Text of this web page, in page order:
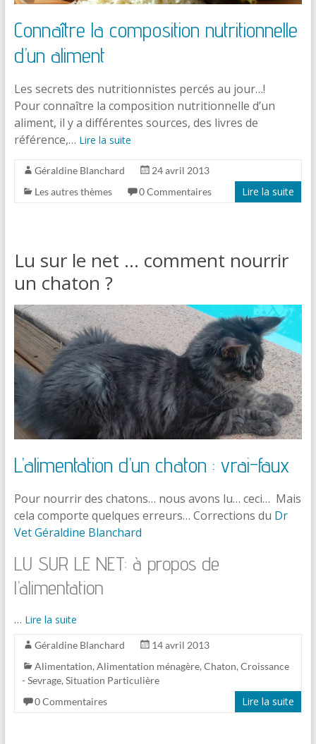
Connaître la composition nutritionnelle
d’un aliment
Les secrets des nutritionnistes percés au jour…!
Pour connaître la composition nutritionnelle d’un
aliment, il y a différentes sources, des livres de
référence,… Lire la suite
Géraldine Blanchard
24 avril 2013
Les autres thèmes
0 Commentaires Lire la suite
Lu sur le net … comment nourrir
un chaton ?
L’alimentation d’un chaton : vrai-faux
Pour nourrir des chatons… nous avons lu… ceci… Mais
cela comporte quelques erreurs… Corrections du Dr
Vet Géraldine Blanchard
LU SUR LE NET: à propos de
l’alimentation
… Lire la suite
Géraldine Blanchard
14 avril 2013
Alimentation, Alimentation ménagère, Chaton, Croissance
- Sevrage, Situation Particulière
0 Commentaires
Lire la suite